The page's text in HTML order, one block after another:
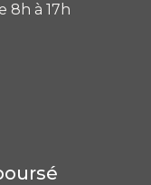
8h à 17h